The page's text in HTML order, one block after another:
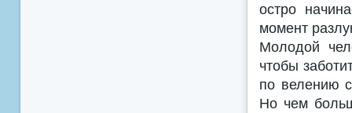
остро
момент
Молодой
чтобы
по велению
Но чем